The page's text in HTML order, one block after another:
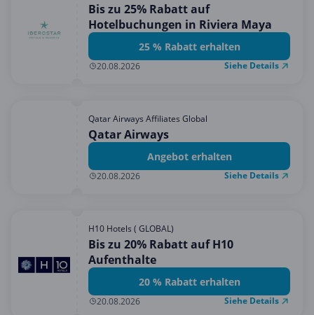
Bis zu 25% Rabatt auf
Hotelbuchungen in Riviera Maya
25 % Rabatt erhalten
20.08.2026 Siehe Details
Qatar Airways Affiliates Global
Qatar Airways
Angebot erhalten
20.08.2026 Siehe Details
H10 Hotels ( GLOBAL)
Bis zu 20% Rabatt auf H10
Aufenthalte
20 % Rabatt erhalten
20.08.2026 Siehe Details